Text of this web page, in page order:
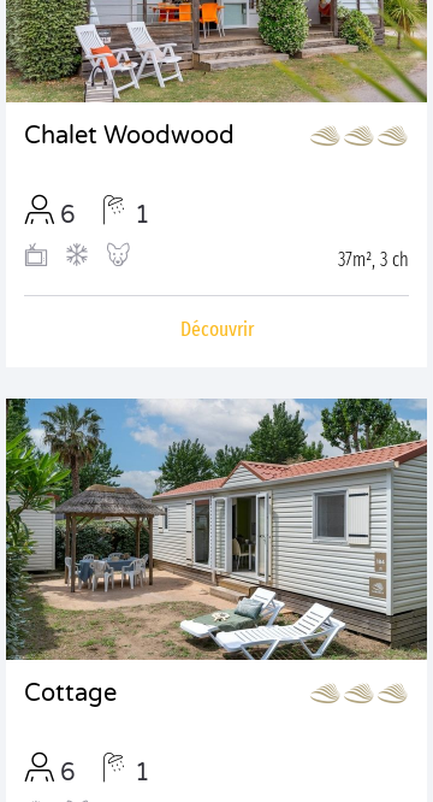
Chalet Woodwood
6 1
37m², 3 ch
Découvrir
Cottage
6 1